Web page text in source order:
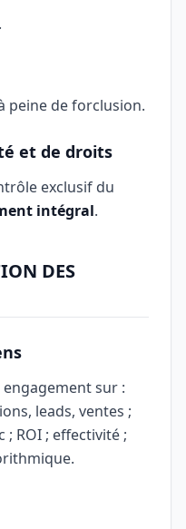
peine de forclusion.
et de droits
exclusif du
intégral.
DES
engagement sur :
leads, ventes ;
ROI ; effectivité ;